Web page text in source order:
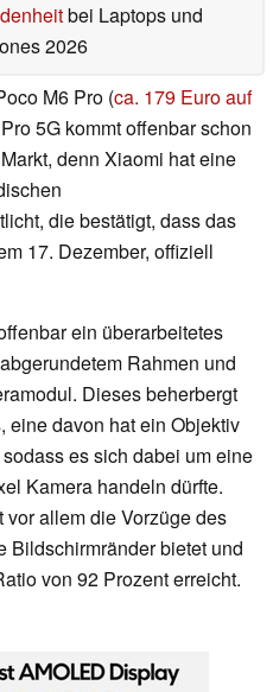
bei Laptops und
2026
M6 Pro (ca. 179 Euro auf
5G kommt offenbar schon
denn Xiaomi hat eine
die bestätigt, dass das
17. Dezember, offiziell
ein überarbeitetes
Rahmen und
Dieses beherbergt
eine davon hat ein Objektiv
es sich dabei um eine
Kamera handeln dürfte.
vor allem die Vorzüge des
Bildschirmränder bietet und
von 92 Prozent erreicht.